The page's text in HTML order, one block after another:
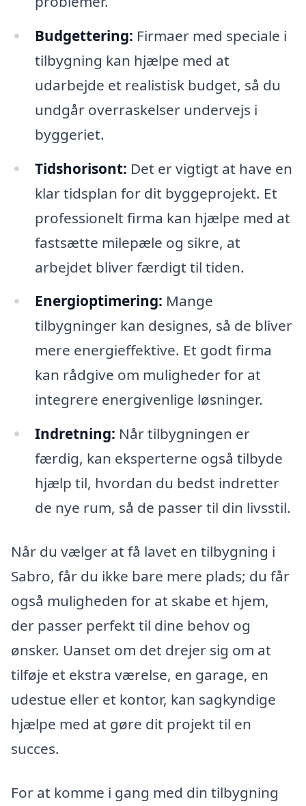
Budgettering: Firmaer med speciale i
tilbygning kan hjælpe med at
udarbejde et realistisk budget, så du
undgår overraskelser undervejs i
byggeriet.
Tidshorisont: Det er vigtigt at have en
klar tidsplan for dit byggeprojekt. Et
professionelt firma kan hjælpe med at
fastsætte milepæle og sikre, at
arbejdet bliver færdigt til tiden.
Energioptimering: Mange
tilbygninger kan designes, så de bliver
mere energieffektive. Et godt firma
kan rådgive om muligheder for at
integrere energivenlige løsninger.
Indretning: Når tilbygningen er
færdig, kan eksperterne også tilbyde
hjælp til, hvordan du bedst indretter
de nye rum, så de passer til din livsstil.
Når du vælger at få lavet en tilbygning i
Sabro, får du ikke bare mere plads; du får
også muligheden for at skabe et hjem,
der passer perfekt til dine behov og
ønsker. Uanset om det drejer sig om at
tilføje et ekstra værelse, en garage, en
udestue eller et kontor, kan sagkyndige
hjælpe med at gøre dit projekt til en
succes.
For at komme i gang med din tilbygning